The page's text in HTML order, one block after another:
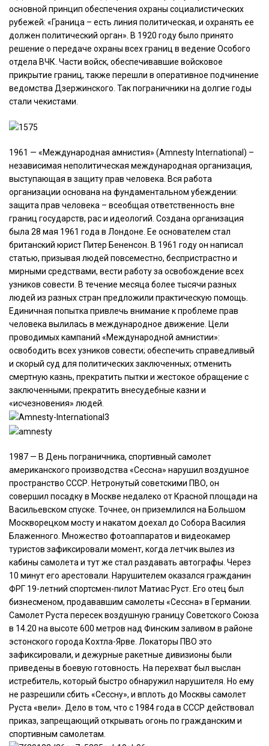
основной принцип обеспечения охраны социалистических
рубежей: «Граница – есть линия политическая, и охранять ее
должен политический орган». В 1920 году было принято
решение о передаче охраны всех границ в ведение Особого
отдела ВЧК. Части войск, обеспечивавшие войсковое
прикрытие границ, также перешли в оперативное подчинение
ведомства Дзержинского. Так пограничники на долгие годы
стали чекистами.
1961 — «Международная амнистия» (Amnesty International) –
независимая неполитическая международная организация,
выступающая в защиту прав человека. Вся работа
организации основана на фундаментальном убеждении:
защита прав человека – всеобщая ответственность вне
границ государств, рас и идеологий. Создана организация
была 28 мая 1961 года в Лондоне. Ее основателем стал
британский юрист Питер Бененсон. В 1961 году он написал
статью, призывая людей повсеместно, беспристрастно и
мирными средствами, вести работу за освобождение всех
узников совести. В течение месяца более тысячи разных
людей из разных стран предложили практическую помощь.
Единичная попытка привлечь внимание к проблеме прав
человека вылилась в международное движение. Цели
проводимых кампаний «Международной амнистии»:
освободить всех узников совести; обеспечить справедливый
и скорый суд для политических заключенных; отменить
смертную казнь, прекратить пытки и жестокое обращение с
заключенными; прекратить внесудебные казни и
«исчезновения» людей.
1987 — В День пограничника, спортивный самолет
американского производства «Сессна» нарушил воздушное
пространство СССР. Нетронутый советскими ПВО, он
совершил посадку в Москве недалеко от Красной площади на
Васильевском спуске. Точнее, он приземлился на Большом
Москворецком мосту и накатом доехал до Собора Василия
Блаженного. Множество фотоаппаратов и видеокамер
туристов зафиксировали момент, когда летчик вылез из
кабины самолета и тут же стал раздавать автографы. Через
10 минут его арестовали. Нарушителем оказался гражданин
ФРГ 19-летний спортсмен-пилот Матиас Руст. Его отец был
бизнесменом, продававшим самолеты «Сессна» в Германии.
Самолет Руста пересек воздушную границу Советского Союза
в 14.20 на высоте 600 метров над Финским заливом в районе
эстонского города Кохтла-Ярве. Локаторы ПВО это
зафиксировали, и дежурные ракетные дивизионы были
приведены в боевую готовность. На перехват был выслан
истребитель, который быстро обнаружил нарушителя. Но ему
не разрешили сбить «Сессну», и вплоть до Москвы самолет
Руста «вели». Дело в том, что с 1984 года в СССР действовал
приказ, запрещающий открывать огонь по гражданским и
спортивным самолетам.